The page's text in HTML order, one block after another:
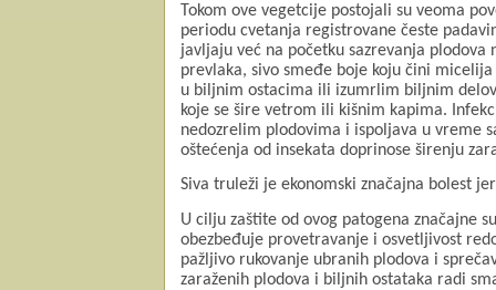
Tokom ove vegetcije postojali su veoma
periodu cvetanja registrovane česte
javljaju već na početku sazrevanja
prevlaka, sivo smeđe boje koju čini
u biljnim ostacima ili izumrlim biljnim
koje se šire vetrom ili kišnim kapima.
nedozrelim plodovima i ispoljava u vreme
oštećenja od insekata doprinose širenju
Siva truleži je ekonomski značajna bolest
U cilju zaštite od ovog patogena značajne
obezbeđuje provetravanje i osvetljivost
pažljivo rukovanje ubranih plodova i
zaraženih plodova i biljnih ostataka radi